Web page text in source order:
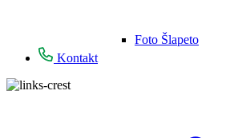
Foto Šlapeto
Kontakt